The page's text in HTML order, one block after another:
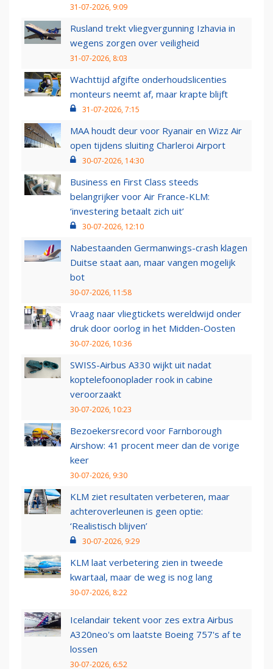
31-07-2026, 9:09
Rusland trekt vliegvergunning Izhavia in
wegens zorgen over veiligheid
31-07-2026, 8:03
Wachttijd afgifte onderhoudslicenties
monteurs neemt af, maar krapte blijft
31-07-2026, 7:15
MAA houdt deur voor Ryanair en Wizz Air
open tijdens sluiting Charleroi Airport
30-07-2026, 14:30
Business en First Class steeds
belangrijker voor Air France-KLM:
‘investering betaalt zich uit’
30-07-2026, 12:10
Nabestaanden Germanwings-crash klagen
Duitse staat aan, maar vangen mogelijk
bot
30-07-2026, 11:58
Vraag naar vliegtickets wereldwijd onder
druk door oorlog in het Midden-Oosten
30-07-2026, 10:36
SWISS-Airbus A330 wijkt uit nadat
koptelefoonoplader rook in cabine
veroorzaakt
30-07-2026, 10:23
Bezoekersrecord voor Farnborough
Airshow: 41 procent meer dan de vorige
keer
30-07-2026, 9:30
KLM ziet resultaten verbeteren, maar
achteroverleunen is geen optie:
‘Realistisch blijven’
30-07-2026, 9:29
KLM laat verbetering zien in tweede
kwartaal, maar de weg is nog lang
30-07-2026, 8:22
Icelandair tekent voor zes extra Airbus
A320neo's om laatste Boeing 757's af te
lossen
30-07-2026, 6:52